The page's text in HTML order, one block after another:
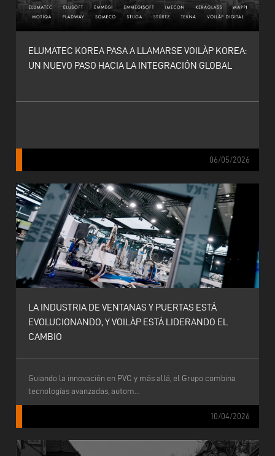
ELUMATEC KOREA PASA A LLAMARSE VOILÀP KOREA:
UN NUEVO PASO HACIA LA INTEGRACIÓN GLOBAL
06/05/2026
LA INDUSTRIA DE VENTANAS Y PUERTAS ESTÁ
EVOLUCIONANDO, Y VOILÀP ESTÁ LIDERANDO EL
CAMBIO
Guiando la innovación en PVC y más allá, el Grupo combina
tecnologías avanzadas, autom...
10/04/2026